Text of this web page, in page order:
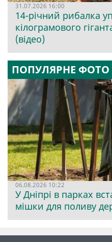
31.07.2026 16:00
14-річний рибалка
кілограмового
(відео)
ПОПУЛЯРНЕ ФОТО
06.08.2026 10:22
У Дніпрі в парках
мішки для поливу